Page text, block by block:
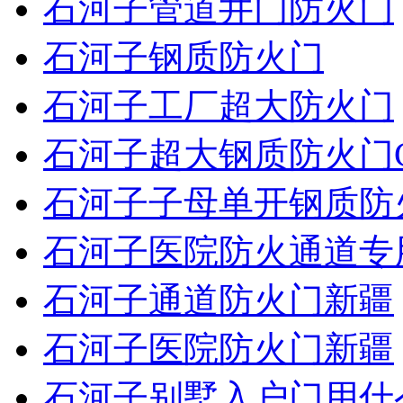
石河子管道井门防火门
石河子钢质防火门
石河子工厂超大防火门
石河子超大钢质防火门
石河子子母单开钢质防
石河子医院防火通道专
石河子通道防火门新疆
石河子医院防火门新疆